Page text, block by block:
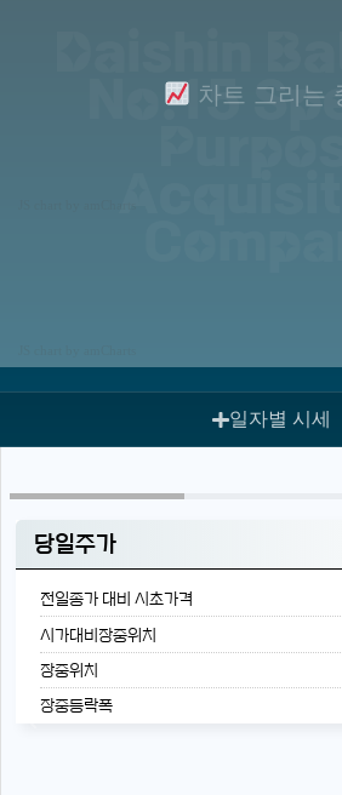
No.15차트 그리는
일자별 시세
당일주가
전일종가 대비 시초가격
시가대비장중위치
장중위치
장중등락폭